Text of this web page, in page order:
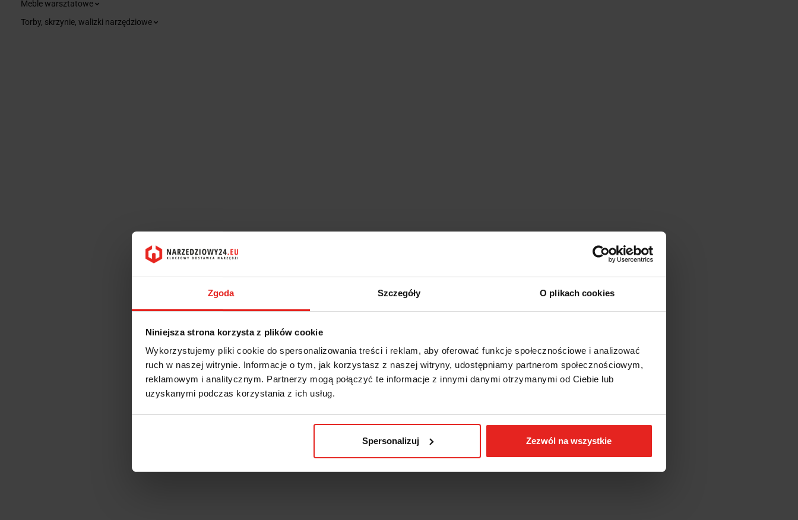
Zgoda Szczegóły O plikach cookies
Niniejsza strona korzysta z plików cookie
Wykorzystujemy pliki cookie do spersonalizowania treści i reklam, aby oferować funkcje społecznościowe i analizować
ruch w naszej witrynie. Informacje o tym, jak korzystasz z naszej witryny, udostępniamy partnerom społecznościowym,
reklamowym i analitycznym. Partnerzy mogą połączyć te informacje z innymi danymi otrzymanymi od Ciebie lub
uzyskanymi podczas korzystania z ich usług.
Spersonalizuj Zezwól na wszystkie
Meble warsztatowe
Torby, skrzynie, walizki narzędziowe